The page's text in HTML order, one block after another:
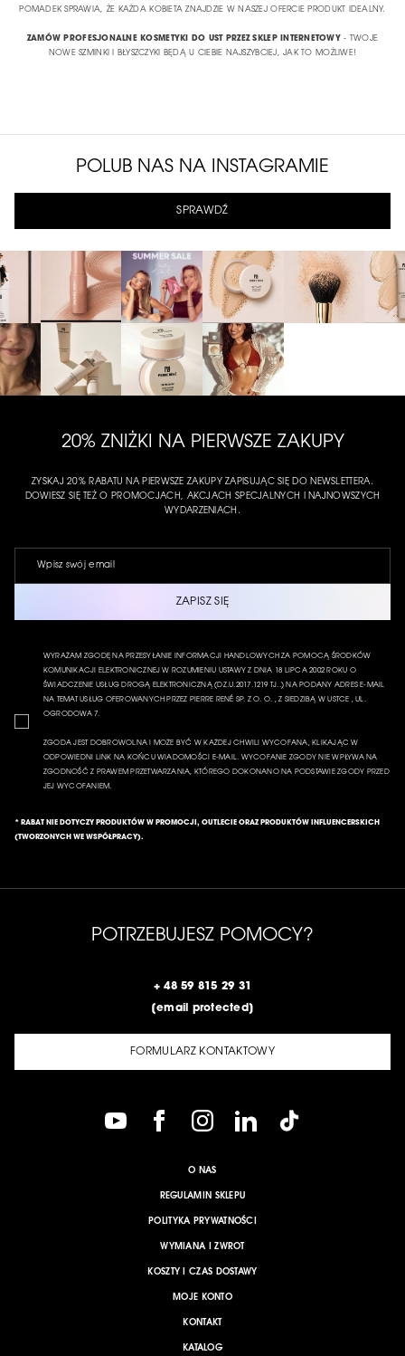
POMADEK SPRAWIA, ŻE KAŻDA KOBIETA ZNAJDZIE W NASZEJ OFERCIE PRODUKT IDEALNY.
ZAMÓW PROFESJONALNE KOSMETYKI DO UST PRZEZ SKLEP INTERNETOWY - TWOJE
NOWE SZMINKI I BŁYSZCZYKI BĘDĄ U CIEBIE NAJSZYBCIEJ, JAK TO MOŻLIWE!
POLUB NAS NA INSTAGRAMIE
SPRAWDŹ
20% ZNIŻKI NA PIERWSZE ZAKUPY
ZYSKAJ 20% RABATU NA PIERWSZE ZAKUPY ZAPISUJĄC SIĘ DO NEWSLETTERA.
DOWIESZ SIĘ TEŻ O PROMOCJACH, AKCJACH SPECJALNYCH I NAJNOWSZYCH
WYDARZENIACH.
ZAPISZ SIĘ
WYRAŻAM ZGODĘ NA PRZESYŁANIE INFORMACJI HANDLOWYCH ZA POMOCĄ ŚRODKÓW
KOMUNIKACJI ELEKTRONICZNEJ W ROZUMIENIU USTAWY Z DNIA 18 LIPCA 2002 ROKU O
ŚWIADCZENIE USŁUG DROGĄ ELEKTRONICZNĄ (DZ.U.2017.1219 TJ..) NA PODANY ADRES E-MAIL
NA TEMAT USŁUG OFEROWANYCH PRZEZ PIERRE RENÉ SP. Z O. O. , Z SIEDZIBĄ W USTCE , UL.
OGRODOWA 7.
ZGODA JEST DOBROWOLNA I MOŻE BYĆ W KAŻDEJ CHWILI WYCOFANA, KLIKAJĄC W
ODPOWIEDNI LINK NA KOŃCU WIADOMOŚCI E-MAIL. WYCOFANIE ZGODY NIE WPŁYWA NA
ZGODNOŚĆ Z PRAWEM PRZETWARZANIA, KTÓREGO DOKONANO NA PODSTAWIE ZGODY PRZED
JEJ WYCOFANIEM.
* RABAT NIE DOTYCZY PRODUKTÓW W PROMOCJI, OUTLECIE ORAZ PRODUKTÓW INFLUENCERSKICH
(TWORZONYCH WE WSPÓŁPRACY).
POTRZEBUJESZ POMOCY?
+ 48 59 815 29 31
[email protected]
FORMULARZ KONTAKTOWY
O NAS
REGULAMIN SKLEPU
POLITYKA PRYWATNOŚCI
WYMIANA I ZWROT
KOSZTY I CZAS DOSTAWY
MOJE KONTO
KONTAKT
KATALOG